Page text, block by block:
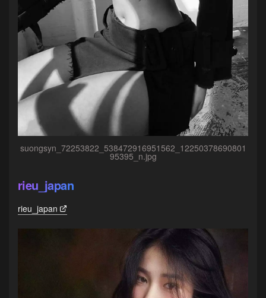
suongsyn_72253822_538472916951562_12250378690801
95395_n.jpg
rieu_japan
rieu_japan